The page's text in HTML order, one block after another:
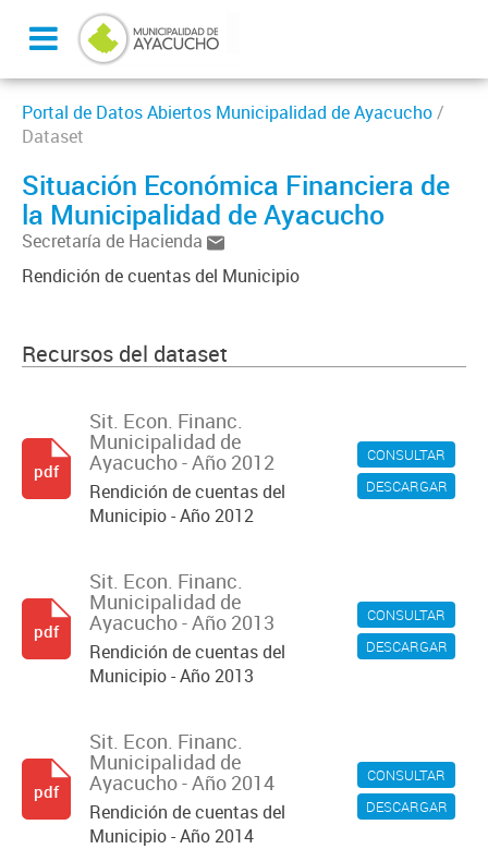
Portal de Datos Abiertos Municipalidad de Ayacucho/
Dataset
Situación Económica Financiera de
la Municipalidad de Ayacucho
Secretaría de Hacienda
Rendición de cuentas del Municipio
Recursos del dataset
CONSULTAR
DESCARGAR
Sit. Econ. Financ.
Municipalidad de
Ayacucho - Año 2012
Rendición de cuentas del
Municipio - Año 2012
pdf
CONSULTAR
DESCARGAR
Sit. Econ. Financ.
Municipalidad de
Ayacucho - Año 2013
Rendición de cuentas del
Municipio - Año 2013
pdf
CONSULTAR
DESCARGAR
Sit. Econ. Financ.
Municipalidad de
Ayacucho - Año 2014
Rendición de cuentas del
Municipio - Año 2014
pdf